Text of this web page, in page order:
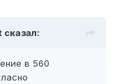
в 560